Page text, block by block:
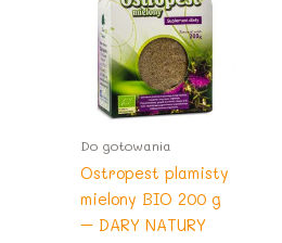
Do gotowania
Ostropest plamisty
mielony BIO 200 g
– DARY NATURY